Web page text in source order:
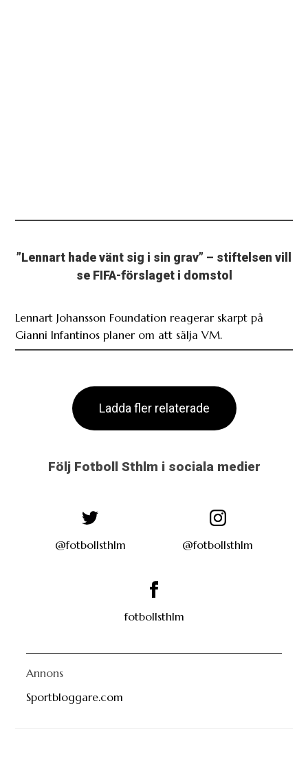
”Lennart hade vänt sig i sin grav” – stiftelsen vill
se FIFA-förslaget i domstol
Lennart Johansson Foundation reagerar skarpt på
Gianni Infantinos planer om att sälja VM.
Ladda fler relaterade
Följ Fotboll Sthlm i sociala medier
@fotbollsthlm @fotbollsthlm
fotbollsthlm
Annons
Sportbloggare.com